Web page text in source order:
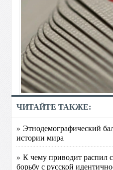
ЧИТАЙТЕ ТАКЖЕ:
» Этнодемографический
истории мира
» К чему приводит распил
борьбу с русской